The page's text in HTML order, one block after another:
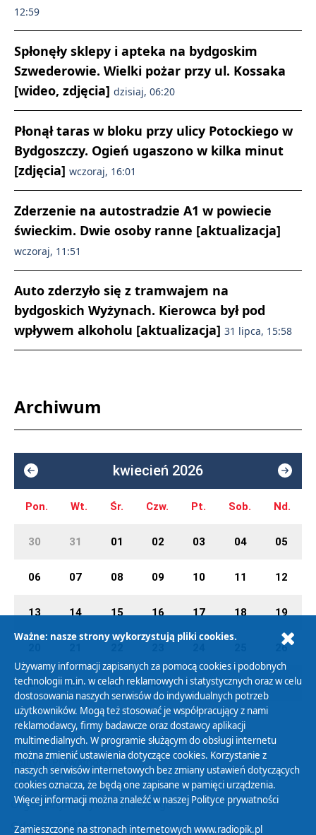
12:59
Spłonęły sklepy i apteka na bydgoskim
Szwederowie. Wielki pożar przy ul. Kossaka
[wideo, zdjęcia] dzisiaj, 06:20
Płonął taras w bloku przy ulicy Potockiego w
Bydgoszczy. Ogień ugaszono w kilka minut
[zdjęcia] wczoraj, 16:01
Zderzenie na autostradzie A1 w powiecie
świeckim. Dwie osoby ranne [aktualizacja]
wczoraj, 11:51
Auto zderzyło się z tramwajem na
bydgoskich Wyżynach. Kierowca był pod
wpływem alkoholu [aktualizacja] 31 lipca, 15:58
Archiwum
kwiecień 2026
Pon. Wt. Śr. Czw. Pt. Sob. Nd.
30 31 01 02 03 04 05
06 07 08 09 10 11 12
13 14 15 16 17 18 19
26
27 28 29 30 01 02 03
Polityka Prywatności
Zasady korzystania z Serwisu
Organizacje Pożytku Publicznego
Cyfryzacja DAB+
Ważne: nasze strony wykorzystują pliki cookies.
Używamy informacji zapisanych za pomocą cookies i podobnych
technologii m.in. w celach reklamowych i statystycznych oraz w celu
dostosowania naszych serwisów do indywidualnych potrzeb
użytkowników. Mogą też stosować je współpracujący z nami
reklamodawcy, firmy badawcze oraz dostawcy aplikacji
multimedialnych. W programie służącym do obsługi internetu
można zmienić ustawienia dotyczące cookies. Korzystanie z
naszych serwisów internetowych bez zmiany ustawień dotyczących
cookies oznacza, że będą one zapisane w pamięci urządzenia.
Więcej informacji można znaleźć w naszej Polityce prywatności
Zamieszczone na stronach internetowych www.radiopik.pl